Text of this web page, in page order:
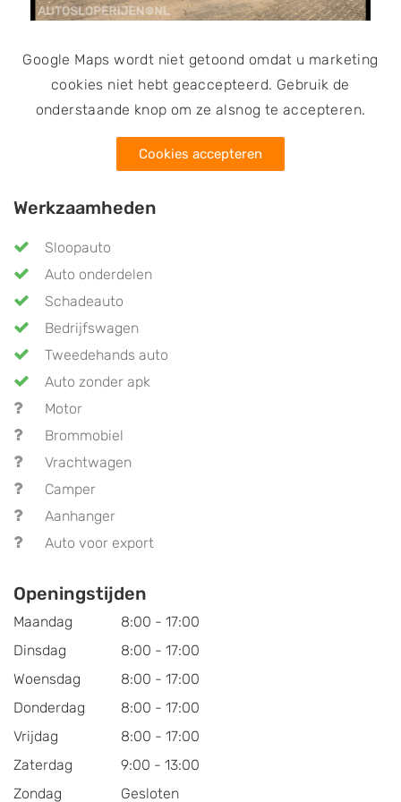
Google Maps wordt niet getoond omdat u marketing
cookies niet hebt geaccepteerd. Gebruik de
onderstaande knop om ze alsnog te accepteren.
Cookies accepteren
Werkzaamheden
Sloopauto
Auto onderdelen
Schadeauto
Bedrijfswagen
Tweedehands auto
Auto zonder apk
Motor
Brommobiel
Vrachtwagen
Camper
Aanhanger
Auto voor export
Openingstijden
Maandag
8:00 - 17:00
Dinsdag
8:00 - 17:00
Woensdag
8:00 - 17:00
Donderdag
8:00 - 17:00
Vrijdag
8:00 - 17:00
Zaterdag
9:00 - 13:00
Zondag
Gesloten